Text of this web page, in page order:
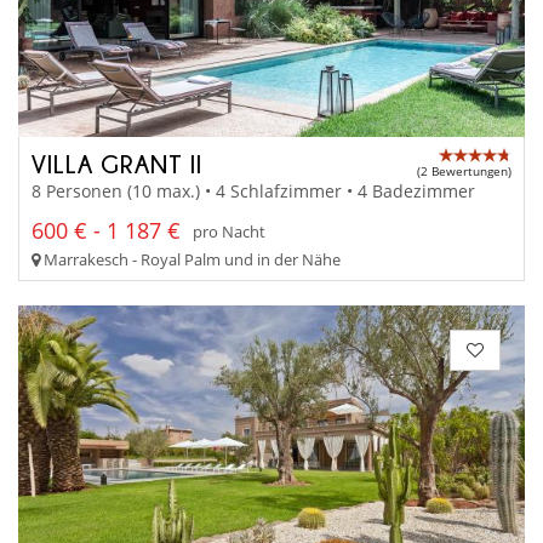
VILLA GRANT II (2 Bewertungen)
8 Personen (10 max.) • 4 Schlafzimmer • 4 Badezimmer
600 € - 1 187 €
pro Nacht
Marrakesch - Royal Palm und in der Nähe